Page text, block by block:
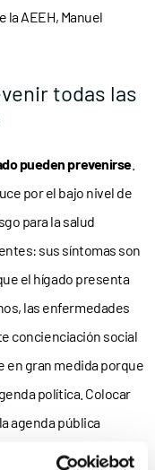
la AEEH, Manuel
todas las
pueden prevenirse.
por el bajo nivel de
para la salud
sus síntomas son
el hígado presenta
las enfermedades
concienciación social
en gran medida porque
política. Colocar
agenda pública
marcado, y de ahí